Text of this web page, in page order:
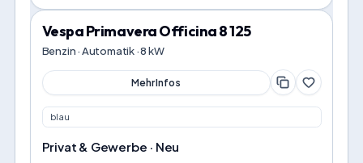
Vespa Primavera Officina 8 125
Benzin · Automatik · 8 kW
Mehr Infos
blau
Privat & Gewerbe · Neu